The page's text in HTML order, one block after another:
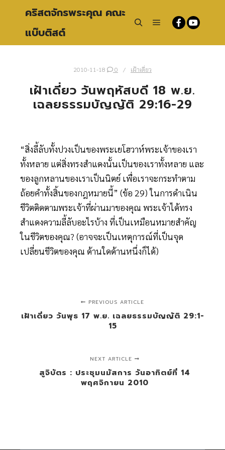
คริสตจักรพระคุณ คณะ
แบ๊บติสต์
2010-11-18 0 เฝ้าเดี่ยว
เฝ้าเดี่ยว วันพฤหัสบดี 18 พ.ย.
เฉลยธรรมบัญญัติ 29:16-29
“สิ่งลี้ลับทั้งปวงเป็นของพระเยโฮวาห์พระเจ้าของเรา
ทั้งหลาย แต่สิ่งทรงสำแดงนั้นเป็นของเราทั้งหลาย และ
ของลูกหลานของเราเป็นนิตย์ เพื่อเราจะกระทำตาม
ถ้อยคำทั้งสิ้นของกฎหมายนี้” (ข้อ 29) ในการดำเนิน
ชีวิตติดตามพระเจ้าที่ผ่านมาของคุณ พระเจ้าได้ทรง
สำแดงความลี้ลับอะไรบ้าง ที่เป็นเหมือนหมายสำคัญ
ในชีวิตของคุณ? (อาจจะเป็นเหตุการณ์ที่เป็นจุด
เปลี่ยนชีวิตของคุณ ด้านใดด้านหนึ่งก็ได้)
PREVIOUS ARTICLE
เฝ้าเดี่ยว วันพุธ 17 พ.ย. เฉลยธรรมบัญญัติ 29:1-
15
NEXT ARTICLE
สูจิบัตร : ประชุมนมัสการ วันอาทิตย์ที่ 14
พฤศจิกายน 2010